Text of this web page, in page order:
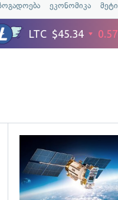
ეკონომიკა მეტი